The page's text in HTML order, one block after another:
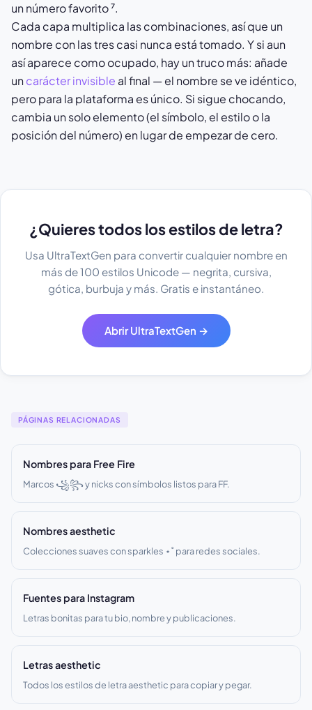
un número favorito ⁷.
Cada capa multiplica las combinaciones, así que un
nombre con las tres casi nunca está tomado. Y si aun
así aparece como ocupado, hay un truco más: añade
uncarácter invisible al final — el nombre se ve idéntico,
pero para la plataforma es único. Si sigue chocando,
cambia un solo elemento (el símbolo, el estilo o la
posición del número) en lugar de empezar de cero.
¿Quieres todos los estilos de letra?
Usa UltraTextGen para convertir cualquier nombre en
más de 100 estilos Unicode — negrita, cursiva,
gótica, burbuja y más. Gratis e instantáneo.
Abrir UltraTextGen →
PÁGINAS RELACIONADAS
Nombres para Free Fire
Marcos ꧁꧂ y nicks con símbolos listos para FF.
Nombres aesthetic
Colecciones suaves con sparkles ⋆˚ para redes sociales.
Fuentes para Instagram
Letras bonitas para tu bio, nombre y publicaciones.
Letras aesthetic
Todos los estilos de letra aesthetic para copiar y pegar.